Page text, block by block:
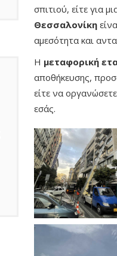
σπιτιού, είτε για
Θεσσαλονίκη
αμεσότητα και
Η μεταφορική
αποθήκευσης,
είτε να
εσάς.